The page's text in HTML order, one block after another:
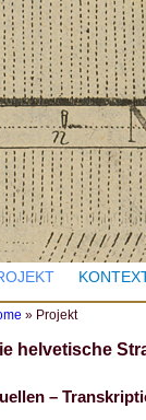
» Projekt
helvetische
–